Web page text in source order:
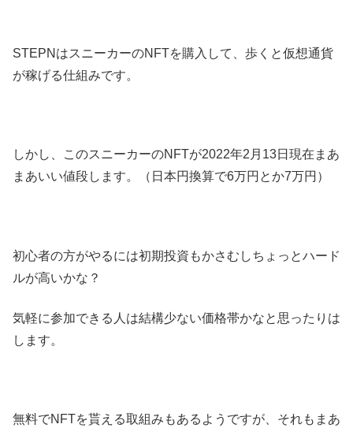
STEPNはスニーカーのNFTを購入して、歩くと仮想通貨
が稼げる仕組みです。
しかし、このスニーカーのNFTが2022年2月13日現在まあ
まあいい値段します。（日本円換算で6万円とか7万円）
初心者の方がやるには初期投資もかさむしちょっとハード
ルが高いかな？
気軽に参加できる人は結構少ない価格帯かなと思ったりは
します。
無料でNFTを貰える取組みもあるようですが、それもまあ